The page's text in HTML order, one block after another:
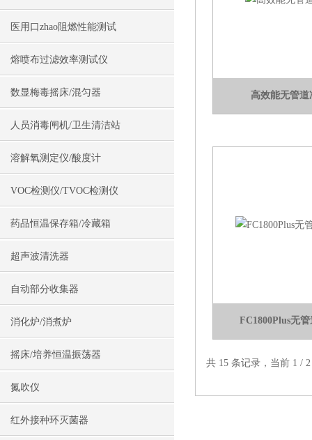
医用口zhao阻燃性能测试
熔喷布过滤效率测试仪
数显梅毒摇床/混匀器
人员消毒闸机/卫生清洁站
溶解氧测定仪/酸度计
VOC检测仪/TVOC检测仪
药品恒温保存箱/冷藏箱
超声波清洗器
自动部分收集器
消化炉/消煮炉
摇床/培养恒温振荡器
氮吹仪
红外接种环灭菌器
高效能无管
FC1800Plus无
共 15 条记录，当前 1